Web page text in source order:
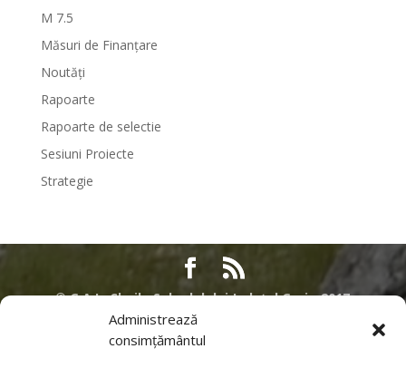
Administrează
consimțământul
M 7.5
Măsuri de Finanțare
Noutăți
Rapoarte
Rapoarte de selectie
Sesiuni Proiecte
Strategie
©G.A.L. Cheile Sohodolului Județul Gorj - 2017
Acest site nu reprezinta pozitia oficiala a Comisiei Europene. Intreaga
responsabilitate referitoare la corectitudinea si coerenta acestor informatii